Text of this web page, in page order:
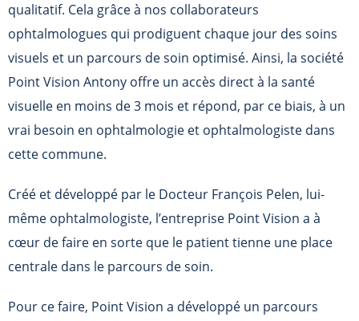
qualitatif. Cela grâce à nos collaborateurs
ophtalmologues qui prodiguent chaque jour des soins
visuels et un parcours de soin optimisé. Ainsi, la société
Point Vision Antony offre un accès direct à la santé
visuelle en moins de 3 mois et répond, par ce biais, à un
vrai besoin en ophtalmologie et ophtalmologiste dans
cette commune.
Créé et développé par le Docteur François Pelen, lui-
même ophtalmologiste, l’entreprise Point Vision a à
cœur de faire en sorte que le patient tienne une place
centrale dans le parcours de soin.
Pour ce faire, Point Vision a développé un parcours